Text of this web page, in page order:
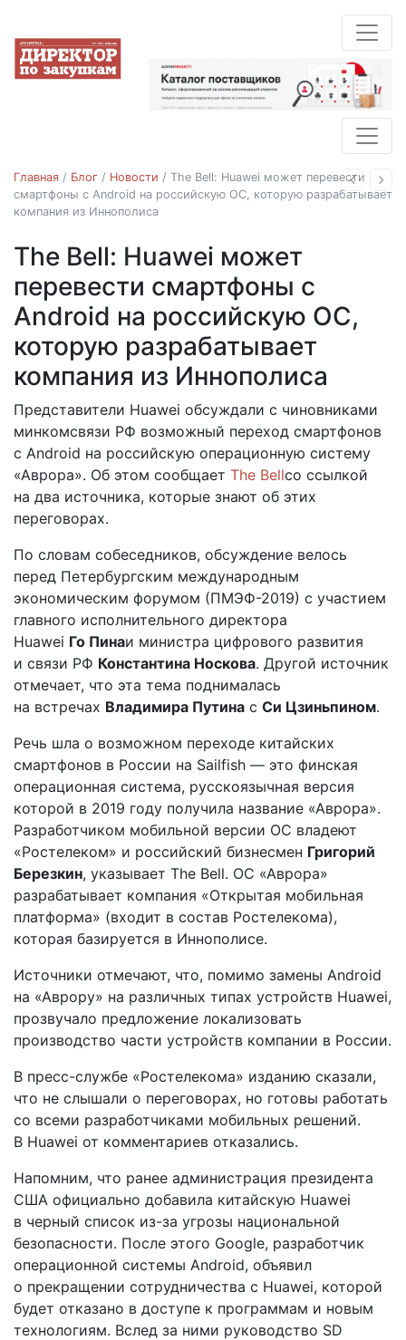
Назад
Главная / Блог / Новости / The Bell: Huawei может перевести
смартфоны с Android на российскую ОС, которую разрабатывает
компания из Иннополиса
Новости
The Bell: Huawei может
перевести смартфоны с
Android на российскую ОС,
которую разрабатывает
компания из Иннополиса
11.06.2019
Представители Huawei обсуждали с чиновниками
минкомсвязи РФ возможный переход смартфонов
с Android на российскую операционную систему
«Аврора». Об этом сообщает The Bellсо ссылкой
на два источника, которые знают об этих
переговорах.
По словам собеседников, обсуждение велось
перед Петербургским международным
экономическим форумом (ПМЭФ-2019) с участием
главного исполнительного директора
Huawei Го Пинаи министра цифрового развития
и связи РФ Константина Носкова. Другой источник
отмечает, что эта тема поднималась
на встречах Владимира Путина с Си Цзиньпином.
Речь шла о возможном переходе китайских
смартфонов в России на Sailfish — это финская
операционная система, русскоязычная версия
которой в 2019 году получила название «Аврора».
Разработчиком мобильной версии ОС владеют
«Ростелеком» и российский бизнесмен Григорий
Березкин, указывает The Bell. ОС «Аврора»
разрабатывает компания «Открытая мобильная
платформа» (входит в состав Ростелекома),
которая базируется в Иннополисе.
Источники отмечают, что, помимо замены Android
на «Аврору» на различных типах устройств Huawei,
прозвучало предложение локализовать
производство части устройств компании в России.
В пресс-службе «Ростелекома» изданию сказали,
что не слышали о переговорах, но готовы работать
со всеми разработчиками мобильных решений.
В Huawei от комментариев отказались.
Напомним, что ранее администрация президента
США официально добавила китайскую Huawei
в черный список из-за угрозы национальной
безопасности. После этого Google, разработчик
операционной системы Android, объявил
о прекращении сотрудничества с Huawei, которой
будет отказано в доступе к программам и новым
технологиям. Вслед за ними руководство SD